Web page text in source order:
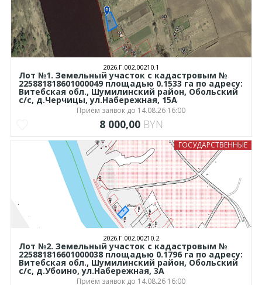
2026.Г.002.00210.1
Лот №1. Земельный участок с кадастровым №
225881818601000049 площадью 0.1533 га по адресу:
Витебская обл., Шумилинский район, Обольский
с/с, д.Черчицы, ул.Набережная, 15А
Приём заявок до 14.08.26 16:00
8 000,00 BYN
ГОСУДАРСТВЕННЫЕ
2026.Г.002.00210.2
Лот №2. Земельный участок с кадастровым №
225881816601000038 площадью 0.1796 га по адресу:
Витебская обл., Шумилинский район, Обольский
с/с, д.Убоино, ул.Набережная, 3А
Приём заявок до 14.08.26 16:00